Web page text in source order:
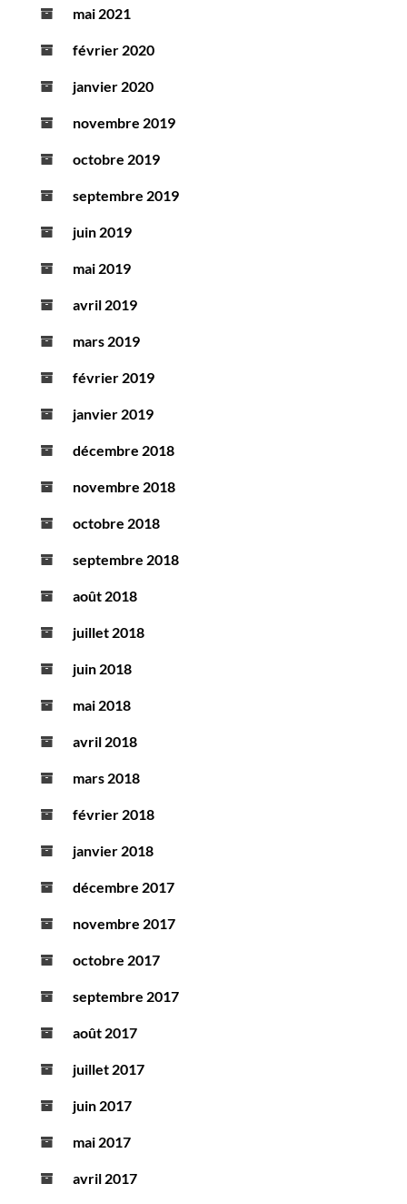
mai 2021
février 2020
janvier 2020
novembre 2019
octobre 2019
septembre 2019
juin 2019
mai 2019
avril 2019
mars 2019
février 2019
janvier 2019
décembre 2018
novembre 2018
octobre 2018
septembre 2018
août 2018
juillet 2018
juin 2018
mai 2018
avril 2018
mars 2018
février 2018
janvier 2018
décembre 2017
novembre 2017
octobre 2017
septembre 2017
août 2017
juillet 2017
juin 2017
mai 2017
avril 2017